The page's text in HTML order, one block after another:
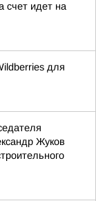
счет идет на
для
Жуков